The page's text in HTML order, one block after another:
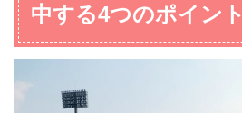
中する4つのポイント